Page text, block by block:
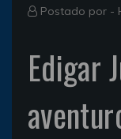
Postado por -
Edigar